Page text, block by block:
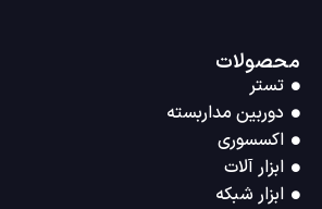
محصولات
تستر
دوربین مداربسته
اکسسوری
ابزار آلات
ابزار شبکه